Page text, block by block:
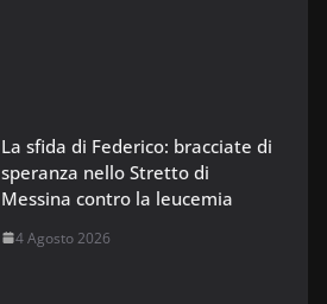
La sfida di Federico: bracciate di
speranza nello Stretto di
Messina contro la leucemia
4 Agosto 2026